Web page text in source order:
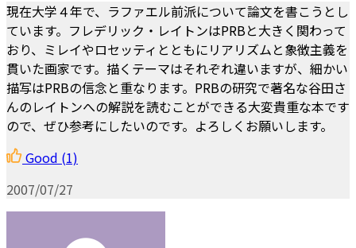
現在大学４年で、ラファエル前派について論文を書こうとし
ています。フレデリック・レイトンはPRBと大きく関わって
おり、ミレイやロセッティとともにリアリズムと象徴主義を
貫いた画家です。描くテーマはそれぞれ違いますが、細かい
描写はPRBの信念と重なります。PRBの研究で著名な谷田さ
んのレイトンへの解説を読むことができる大変貴重な本です
ので、ぜひ参考にしたいのです。よろしくお願いします。
Good (1)
2007/07/27